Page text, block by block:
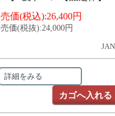
売価(税込):26,400円
売価(税抜):24,000円
詳細をみる
カゴへ入れる